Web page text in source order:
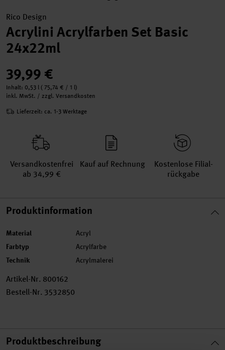
Rico Design
Acrylini Acrylfarben Set Basic
24x22ml
39,99 €
Inhalt: 0,53 l ( 75,74 € / 1 l)
inkl. MwSt. / zzgl. Versandkosten
Lieferzeit: ca. 1-3 Werktage
Versand­kosten­frei
ab 34,99 €
Kauf auf Rechnung
Kosten­lose Filial­
rückgabe
Produktinformation
Material Acryl
Farbtyp Acrylfarbe
Technik Acrylmalerei
Artikel-Nr. 800162
Bestell-Nr. 3532850
Produktbeschreibung